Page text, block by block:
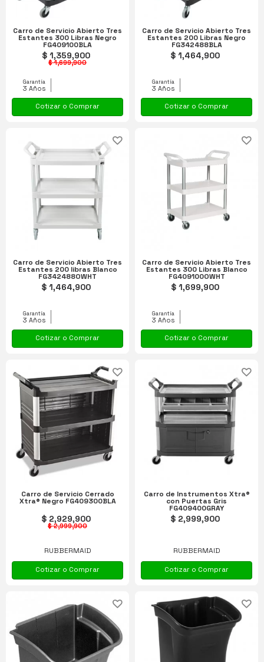
Carro de Servicio Abierto Tres
Estantes 300 Libras Negro
FG409100BLA
$ 1,359,900
$ 1,699,900
Garantía
3 Años
Cotizar o Comprar
Carro de Servicio Abierto Tres
Estantes 200 Libras Negro
FG342488BLA
$ 1,464,900
Garantía
3 Años
Cotizar o Comprar
Carro de Servicio Abierto Tres
Estantes 200 libras Blanco
FG342488OWHT
$ 1,464,900
Garantía
3 Años
Cotizar o Comprar
Carro de Servicio Abierto Tres
Estantes 300 Libras Blanco
FG409100OWHT
$ 1,699,900
Garantía
3 Años
Cotizar o Comprar
Carro de Servicio Cerrado
Xtra® Negro FG409300BLA
$ 2,929,900
$ 2,999,900
RUBBERMAID
Cotizar o Comprar
Carro de Instrumentos Xtra®
con Puertas Gris
FG409400GRAY
$ 2,999,900
RUBBERMAID
Cotizar o Comprar